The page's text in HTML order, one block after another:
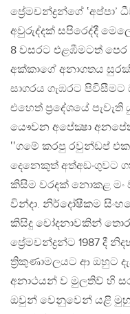
ප්‍රේමචන්ද්‍රන්ගේ
අවුරුද්දක් සපිරෙද්දී
8 වසරට එළඹීමටත් පෙර
අක්කාගේ අනාගතය
සාගරය ගැඹරට
එහෙත් ප්‍රදේශයේ
යෞවන අපේක්‍ෂා
‛‛ගමේ කරපු රවුන්ඩප්
දෙනෙකුත් අත්අඩංගුවට
කිසිම වරදක් නොකළ මං
වින්දා. නිර්දෝෂීකම
කිසිදු චෝදනාවකින්
ප්‍රේමචන්ද්‍රන්ට 1987 දී
ත්‍රිකුණාමලයට ආ ඔහුට
අනාථයන් ව මුලතිව් හි
ඔවුන් වෙනුවෙන් යළි